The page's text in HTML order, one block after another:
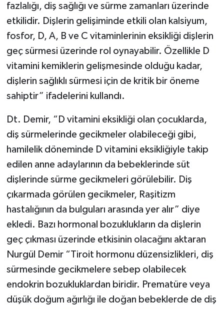
fazlalığı, diş sağlığı ve sürme zamanları üzerinde
etkilidir. Dişlerin gelişiminde etkili olan kalsiyum,
fosfor, D, A, B ve C vitaminlerinin eksikliği dişlerin
geç sürmesi üzerinde rol oynayabilir. Özellikle D
vitamini kemiklerin gelişmesinde olduğu kadar,
dişlerin sağlıklı sürmesi için de kritik bir öneme
sahiptir” ifadelerini kullandı.
Dt. Demir, “D vitamini eksikliği olan çocuklarda,
diş sürmelerinde gecikmeler olabileceği gibi,
hamilelik döneminde D vitamini eksikliğiyle takip
edilen anne adaylarının da bebeklerinde süt
dişlerinde sürme gecikmeleri görülebilir. Diş
çıkarmada görülen gecikmeler, Raşitizm
hastalığının da bulguları arasında yer alır” diye
ekledi. Bazı hormonal bozuklukların da dişlerin
geç çıkması üzerinde etkisinin olacağını aktaran
Nurgül Demir “Tiroit hormonu düzensizlikleri, diş
sürmesinde gecikmelere sebep olabilecek
endokrin bozukluklardan biridir. Prematüre veya
düşük doğum ağırlığı ile doğan bebeklerde de diş